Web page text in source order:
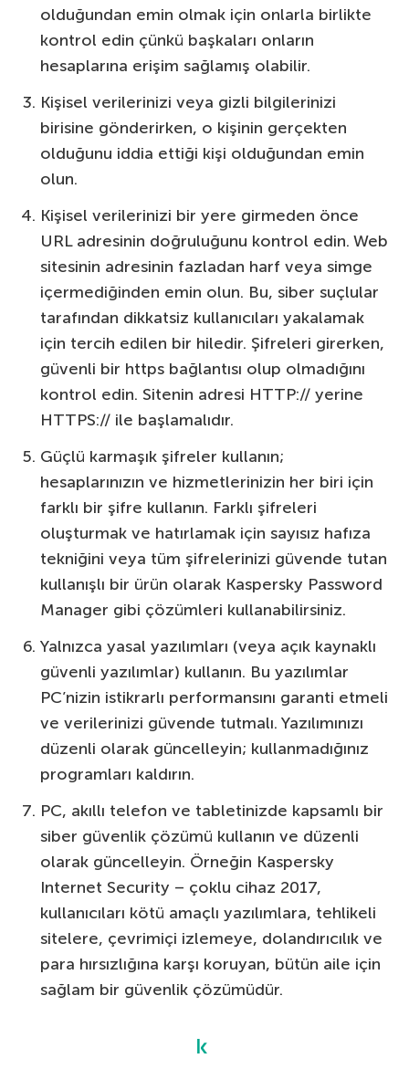
olduğundan emin olmak için onlarla birlikte
kontrol edin çünkü başkaları onların
hesaplarına erişim sağlamış olabilir.
Kişisel verilerinizi veya gizli bilgilerinizi
birisine gönderirken, o kişinin gerçekten
olduğunu iddia ettiği kişi olduğundan emin
olun.
Kişisel verilerinizi bir yere girmeden önce
URL adresinin doğruluğunu kontrol edin. Web
sitesinin adresinin fazladan harf veya simge
içermediğinden emin olun. Bu, siber suçlular
tarafından dikkatsiz kullanıcıları yakalamak
için tercih edilen bir hiledir. Şifreleri girerken,
güvenli bir https bağlantısı olup olmadığını
kontrol edin. Sitenin adresi HTTP:// yerine
HTTPS:// ile başlamalıdır.
Güçlü karmaşık şifreler kullanın;
hesaplarınızın ve hizmetlerinizin her biri için
farklı bir şifre kullanın. Farklı şifreleri
oluşturmak ve hatırlamak için sayısız hafıza
tekniğini veya tüm şifrelerinizi güvende tutan
kullanışlı bir ürün olarak Kaspersky Password
Manager gibi çözümleri kullanabilirsiniz.
Yalnızca yasal yazılımları (veya açık kaynaklı
güvenli yazılımlar) kullanın. Bu yazılımlar
PC’nizin istikrarlı performansını garanti etmeli
ve verilerinizi güvende tutmalı. Yazılımınızı
düzenli olarak güncelleyin; kullanmadığınız
programları kaldırın.
PC, akıllı telefon ve tabletinizde kapsamlı bir
siber güvenlik çözümü kullanın ve düzenli
olarak güncelleyin. Örneğin Kaspersky
Internet Security – çoklu cihaz 2017,
kullanıcıları kötü amaçlı yazılımlara, tehlikeli
sitelere, çevrimiçi izlemeye, dolandırıcılık ve
para hırsızlığına karşı koruyan, bütün aile için
sağlam bir güvenlik çözümüdür.